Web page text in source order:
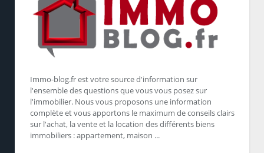
Immo-blog.fr est votre source d'information sur
l'ensemble des questions que vous vous posez sur
l'immobilier. Nous vous proposons une information
complète et vous apportons le maximum de conseils clairs
sur l'achat, la vente et la location des différents biens
immobiliers : appartement, maison ...